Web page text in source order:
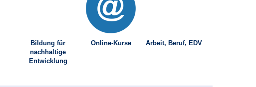
Bildung für
nachhaltige
Entwicklung
Online-Kurse Arbeit, Beruf, EDV